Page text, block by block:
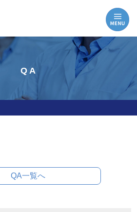
Q A
QA一覧へ